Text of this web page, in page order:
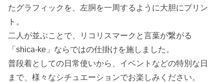
たグラフィックを、左胴を一周するように大胆にプリン
ト。
二人が並ぶことで、リコリスマークと言葉が繋がる
「shica-ke」ならではの仕掛けを施しました。
普段着としての日常使いから、イベントなどの特別な日
まで、様々なシチュエーションでお楽しみください。